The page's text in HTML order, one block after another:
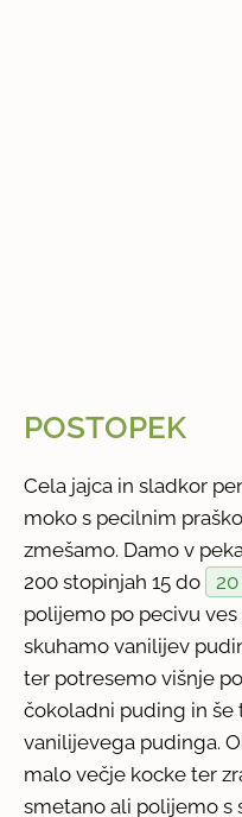
POSTOPEK
Cela jajca in sladkor
moko s pecilnim
zmešamo. Damo v
200 stopinjah 15 do
polijemo po pecivu
skuhamo vanilijev
ter potresemo višnje
čokoladni puding in
vanilijevega pudinga.
malo večje kocke ter
smetano ali polijemo s